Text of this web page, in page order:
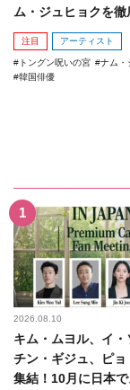
ム・ジュヒョクを徹
注目 アーティスト
トングン呪いの宮
ナム・
韓国俳優
2026.08.10
キム・ムヨル、イ・
チン・ギジュ、ピョ
集結！10月に日本